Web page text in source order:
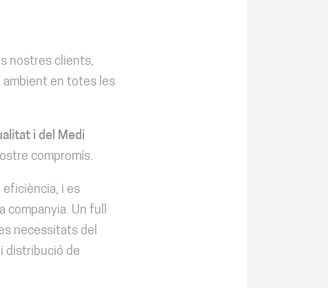
nostres clients,
ambient en totes les
i del Medi
compromís.
i es
Un full
necessitats del
distribució de